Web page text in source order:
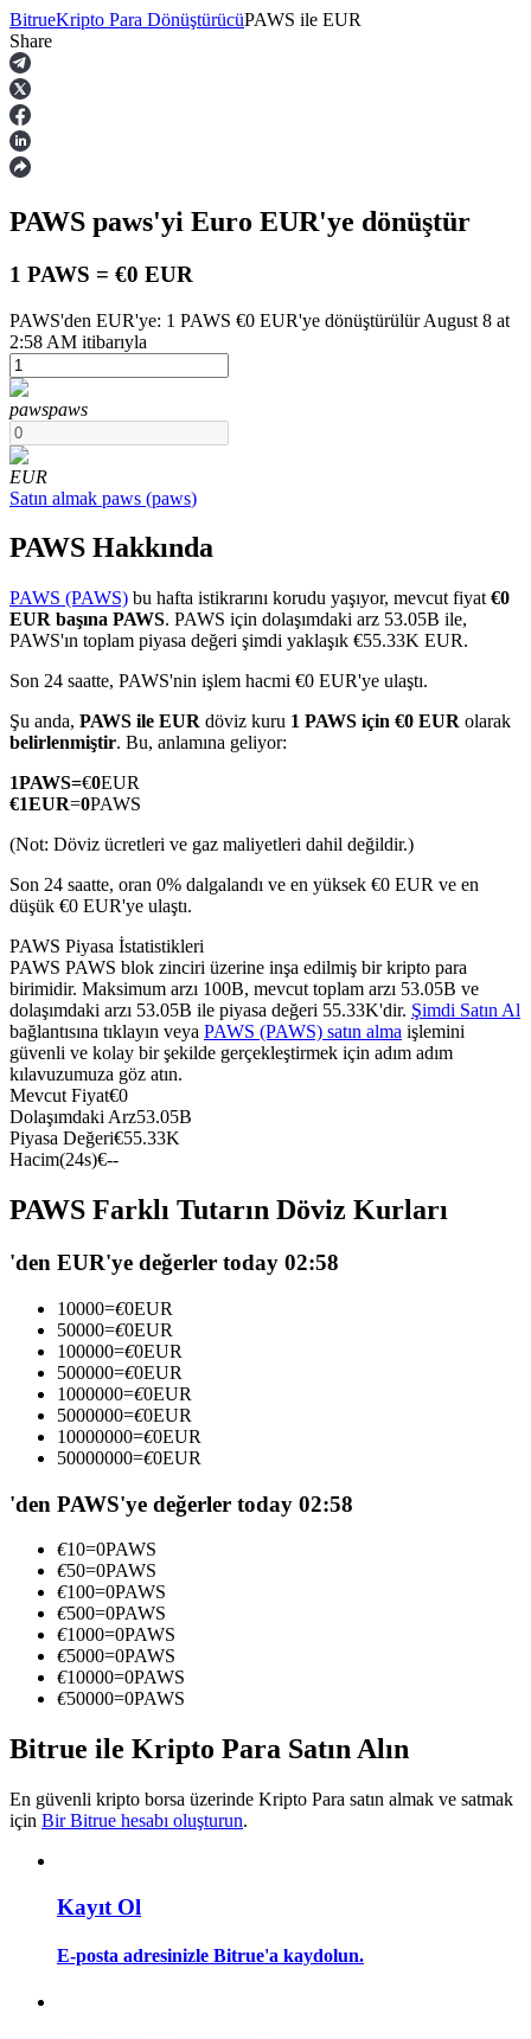
Vadeli İşlemler
USDT Vadeli İşlemleri
COIN-M Vadeli İşlemleri
Kripto Para Vadeli İşlemleri
Hisse senetleri, döviz, değerli metaller ve emtia türevleri
USDC Vadeli İşlemleri
USDC'yi teminat olarak kullanan vadeli işlemler
Kopya Ticaret
En iyi traderlarla güçlerinizi birleştirin
Kopya Tüccarı Olun
Kâr paylaşımı ve kopya ticaret komisyonlarının tadını çıkarın
BitrueKripto Para DönüştürücüPAWS ile EUR
Share
PAWS paws'yi Euro EUR'ye dönüştür
1 PAWS = €0 EUR
PAWS'den EUR'ye: 1 PAWS €0 EUR'ye dönüştürülür August 8 at
2:58 AM itibarıyla
pawspaws
EUR
Satın almak paws (paws)
PAWS Hakkında
PAWS (PAWS) bu hafta istikrarını korudu yaşıyor, mevcut fiyat €0
EUR başına PAWS. PAWS için dolaşımdaki arz 53.05B ile,
PAWS'ın toplam piyasa değeri şimdi yaklaşık €55.33K EUR.
Son 24 saatte, PAWS'nin işlem hacmi €0 EUR'ye ulaştı.
Şu anda, PAWS ile EUR döviz kuru 1 PAWS için €0 EUR olarak
belirlenmiştir. Bu, anlamına geliyor:
1PAWS=€0EUR
€1EUR=0PAWS
(Not: Döviz ücretleri ve gaz maliyetleri dahil değildir.)
Son 24 saatte, oran 0% dalgalandı ve en yüksek €0 EUR ve en
düşük €0 EUR'ye ulaştı.
PAWS Piyasa İstatistikleri
PAWS PAWS blok zinciri üzerine inşa edilmiş bir kripto para
birimidir. Maksimum arzı 100B, mevcut toplam arzı 53.05B ve
dolaşımdaki arzı 53.05B ile piyasa değeri 55.33K'dir. Şimdi Satın Al
bağlantısına tıklayın veya PAWS (PAWS) satın alma işlemini
güvenli ve kolay bir şekilde gerçekleştirmek için adım adım
kılavuzumuza göz atın.
Mevcut Fiyat€0
Dolaşımdaki Arz53.05B
Piyasa Değeri€55.33K
Hacim(24s)€--
PAWS Farklı Tutarın Döviz Kurları
'den EUR'ye değerler today 02:58
10000=€0EUR
50000=€0EUR
100000=€0EUR
500000=€0EUR
1000000=€0EUR
5000000=€0EUR
10000000=€0EUR
50000000=€0EUR
'den PAWS'ye değerler today 02:58
€10=0PAWS
€50=0PAWS
€100=0PAWS
€500=0PAWS
€1000=0PAWS
€5000=0PAWS
€10000=0PAWS
€50000=0PAWS
Bitrue ile Kripto Para Satın Alın
En güvenli kripto borsa üzerinde Kripto Para satın almak ve satmak
için Bir Bitrue hesabı oluşturun.
Kayıt Ol
E-posta adresinizle Bitrue'a kaydolun.